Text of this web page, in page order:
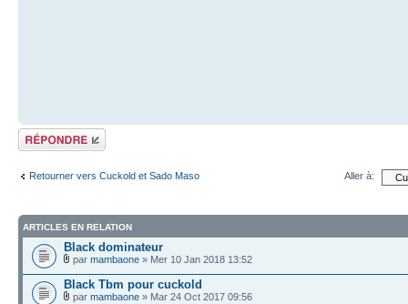
Répondre
Retourner vers Cuckold et Sado Maso Aller à:
ARTICLES EN RELATION
Black dominateur
par mambaone » Mer 10 Jan 2018 13:52
Black Tbm pour cuckold
par mambaone » Mar 24 Oct 2017 09:56